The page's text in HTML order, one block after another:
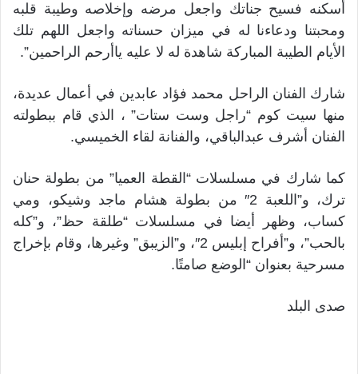
أسكنه فسيح جناتك واجعل مرضه وإخلاصه وطيبة قلبه
ومحبتنا ودعاءنا له في ميزان حسناته واجعل اللهم تلك
الأيام الطيبة المباركة شاهدة له لا عليه ياأرحم الراحمين”.
شارك الفنان الراحل محمد فؤاد عابدين في أعمال عديدة،
منها سيت كوم “راجل وست ستات” ، الذي قام ببطولته
الفنان أشرف عبدالباقي، والفنانة لقاء الخميسي.
كما شارك في مسلسلات “القطة العميا” من بطولة حنان
ترك، و”اللعبة 2″ من بطولة هشام ماجد وشيكو، ومي
كساب، وظهر أيضا في مسلسلات “طلقة حظ”، و”كله
بالحب”، و”أفراح إبليس 2″، و”الزيبق” وغيرها، وقام بإخراج
مسرحية بعنوان “الوضع صامتًا.
صدى البلد